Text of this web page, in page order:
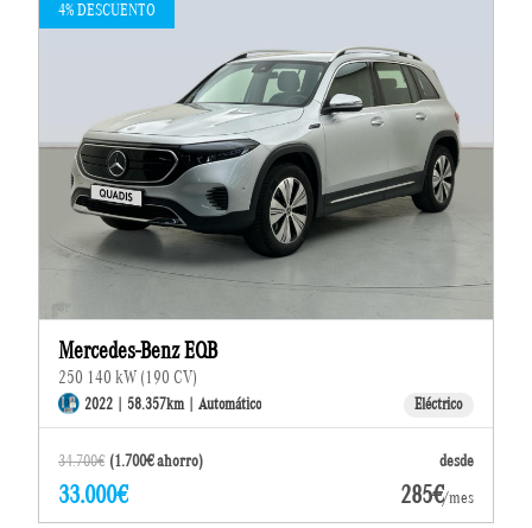
4% DESCUENTO
Mercedes-Benz EQB
250 140 kW (190 CV)
2022 | 58.357km | Automático Eléctrico
34.700€ (1.700€ ahorro) desde
33.000€ 285€/mes